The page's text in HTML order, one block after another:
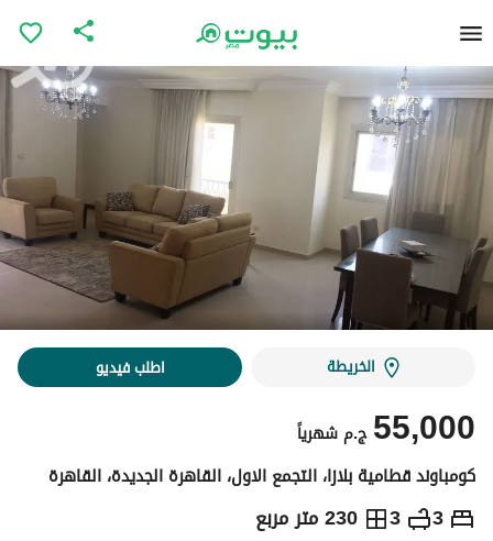
الخريطة اطلب فيديو
ج.م 55,000 شهرياً
كومباوند قطامية بلازا، التجمع الاول، القاهرة الجديدة، القاهرة
3
3 230 متر مربع ج.م 55,000شهرياً